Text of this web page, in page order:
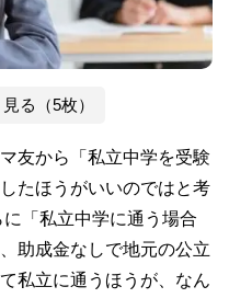
る（5枚）
友から「私立中学を受験
たほうがいいのではと考
「私立中学に通う場合
助成金なしで地元の公立
私立に通うほうが、なん